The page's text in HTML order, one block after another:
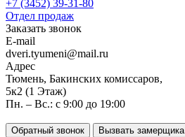
+7 (3452) 39-31-80
Отдел продаж
Заказать звонок
E-mail
dveri.tyumeni@mail.ru
Адрес
Тюмень, Бакинских комиссаров,
5к2 (1 Этаж)
Пн. – Вс.: с 9:00 до 19:00
Обратный звонок Вызвать замерщика